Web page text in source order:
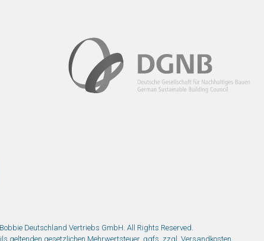
Deutschland Vertriebs GmbH. All Rights Reserved.
geltenden gesetzlichen Mehrwertsteuer, ggfs. zzgl. Versandkosten